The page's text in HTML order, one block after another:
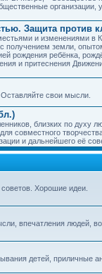
организации,
Защита против
и изменениями в
получением земли,
рождения ребёнка,
и притеснения
свои мысли.
близких по духу
совместного
и дальнейшего её
Хорошие идеи.
впечатления людей,
детей, приличные